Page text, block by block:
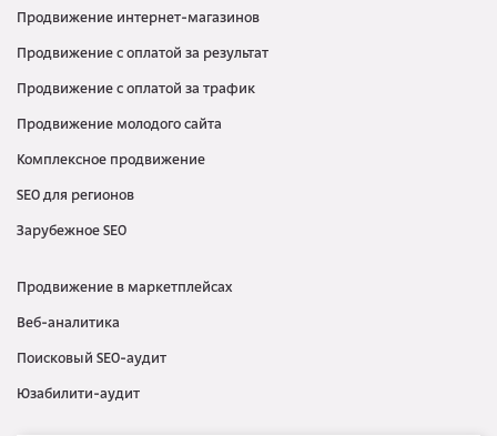
Продвижение интернет-магазинов
Продвижение с оплатой за результат
Продвижение с оплатой за трафик
Продвижение молодого сайта
Комплексное продвижение
SEO для регионов
Зарубежное SEO
Продвижение в маркетплейсах
Веб-аналитика
Поисковый SEO-аудит
Юзабилити-аудит